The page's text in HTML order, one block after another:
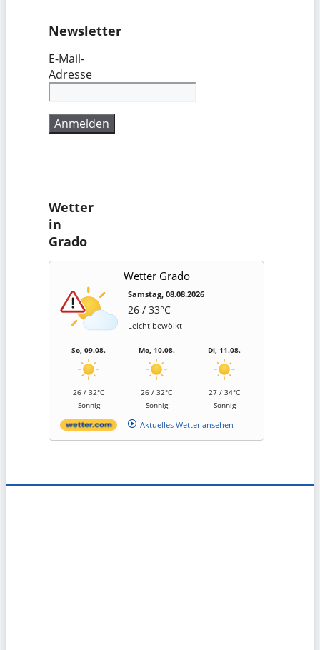
Newsletter
E-Mail-
Adresse
Wetter
in
Grado
Wetter Grado
Samstag, 08.08.2026
26 / 33°C
Leicht bewölkt
So, 09.08.
26 / 32°C
Sonnig
Mo, 10.08.
26 / 32°C
Sonnig
Di, 11.08.
27 / 34°C
Sonnig
Aktuelles Wetter ansehen